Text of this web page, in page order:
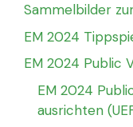
Sammelbilder
EM 2024
EM 2024 Public
EM 2024
ausrichten